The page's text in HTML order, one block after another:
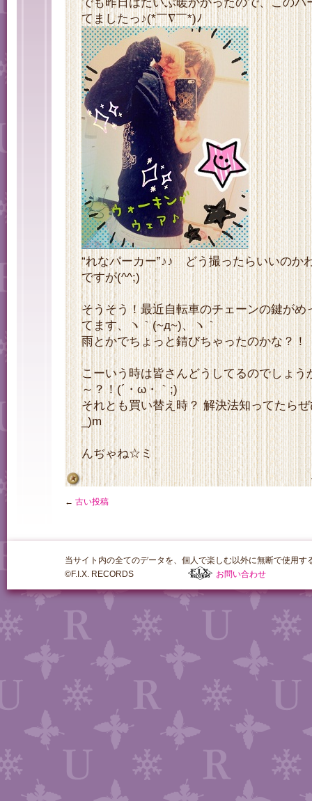
てましたっ♪(*￣∇￣*)ﾉ
“れなパーカー”♪♪ どう撮ったらいいのか
ですが(^^;)
そうそう！最近自転車のチェーンの鍵がめ
てます、ヽ｀(~д~)、ヽ｀
雨とかでちょっと錆びちゃったのかな？
こーいう時は皆さんどうしてるのでしょう
～？！(´・ω・｀;)
それとも買い替え時？ 解決法知ってたら
_)m
んぢゃね☆ミ
← 古い投稿
当サイト内の全てのデータを、個人で楽しむ以外に無断で使用す
©F.I.X. RECORDS
お問い合わせ